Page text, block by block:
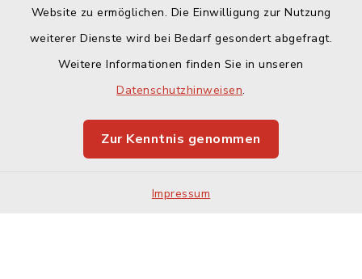
Website zu ermöglichen. Die Einwilligung zur Nutzung
weiterer Dienste wird bei Bedarf gesondert abgefragt.
Weitere Informationen finden Sie in unseren
Datenschutzhinweisen.
Zur Kenntnis genommen
Impressum
Barrierefreiheit
Impressum
Sitemap